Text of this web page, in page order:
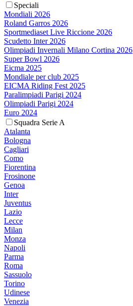
Speciali
Mondiali 2026
Roland Garros 2026
Sportmediaset Live Riccione 2026
Scudetto Inter 2026
Olimpiadi Invernali Milano Cortina 2026
Super Bowl 2026
Eicma 2025
Mondiale per club 2025
EICMA Riding Fest 2025
Paralimpiadi Parigi 2024
Olimpiadi Parigi 2024
Euro 2024
Squadra Serie A
Atalanta
Bologna
Cagliari
Como
Fiorentina
Frosinone
Genoa
Inter
Juventus
Lazio
Lecce
Milan
Monza
Napoli
Parma
Roma
Sassuolo
Torino
Udinese
Venezia